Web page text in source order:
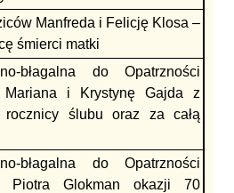
Manfreda i Felicję Klosa –
śmierci matki
błagalna do Opatrzności
i Krystynę Gajda z
ślubu oraz za całą
błagalna do Opatrzności
Piotra Glokman okazji 70